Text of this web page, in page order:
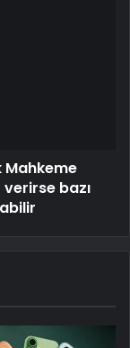
Mahkeme
bazı